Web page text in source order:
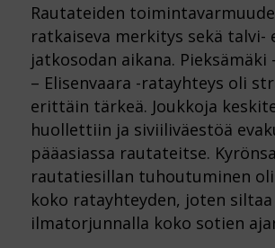
Rautateiden
ratkaiseva merkitys sekä talvi-
jatkosodan aikana. Pieksämäki
– Elisenvaara -ratayhteys oli
erittäin tärkeä. Joukkoja
huollettiin ja siviiliväestöä
pääasiassa rautateitse.
rautatiesillan tuhoutuminen
koko ratayhteyden, joten
ilmatorjunnalla koko sotien